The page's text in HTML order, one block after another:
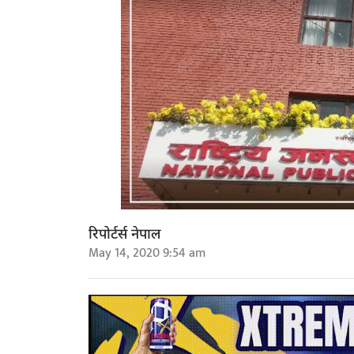
रिपोर्टर्स नेपाल
May 14, 2020 9:54 am